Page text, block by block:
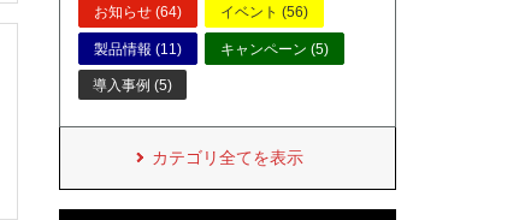
お知らせ (64) イベント (56)
製品情報 (11) キャンペーン (5)
導入事例 (5)
カテゴリ全てを表示